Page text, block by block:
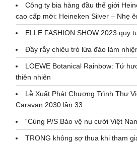
Công ty bia hàng đầu thế giới
cao cấp mới: Heineken Silver – Nhẹ
ELLE FASHION SHOW 2023 quy
Đầy rẫy chiêu trò lừa đảo làm
LOEWE Botanical Rainbow: Tứ
thiên nhiên
Lễ Xuất Phát Chương Trình Thư
Caravan 2030 lần 33
“Cùng P/S Bảo vệ nụ cười Việt
TRONG không sợ thua khi tham